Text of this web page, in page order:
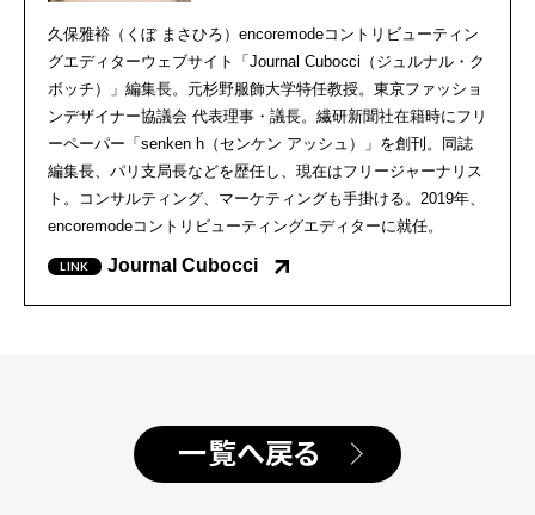
久保雅裕（くぼ まさひろ）encoremodeコントリビューティン
グエディターウェブサイト「Journal Cubocci（ジュルナル・ク
ボッチ）」編集長。元杉野服飾大学特任教授。東京ファッショ
ンデザイナー協議会 代表理事・議長。繊研新聞社在籍時にフリ
ーペーパー「senken h（センケン アッシュ）」を創刊。同誌
編集長、パリ支局長などを歴任し、現在はフリージャーナリス
ト。コンサルティング、マーケティングも手掛ける。2019年、
encoremodeコントリビューティングエディターに就任。
Journal Cubocci
一覧へ戻る